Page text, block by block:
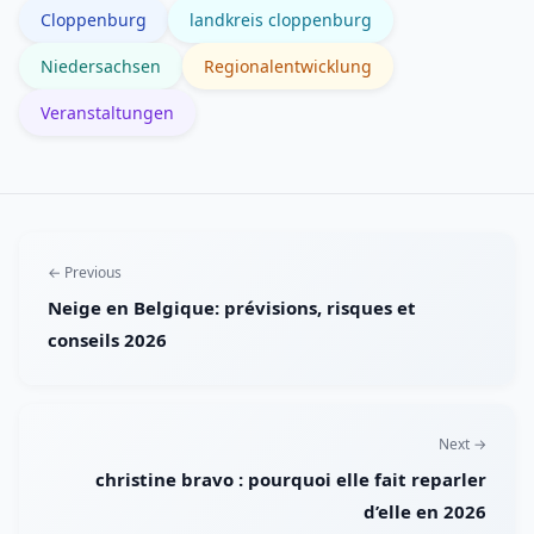
Zeitungen liefern kurzfristige Updates.
Cloppenburg landkreis cloppenburg
Niedersachsen Regionalentwicklung
Veranstaltungen
← Previous
Neige en Belgique: prévisions, risques et
conseils 2026
Next →
christine bravo : pourquoi elle fait reparler
d’elle en 2026